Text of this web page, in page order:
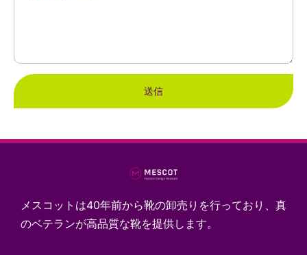
送信
メスコットは40年前から靴の卸売りを行っており、真
のベテランが高品質な靴を提供します。